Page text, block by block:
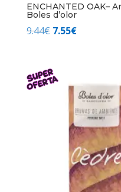
ENCHANTED OAK–
Boles d’olor
9.44€ El
era:
9.44€.
7.55€El
7.55€.